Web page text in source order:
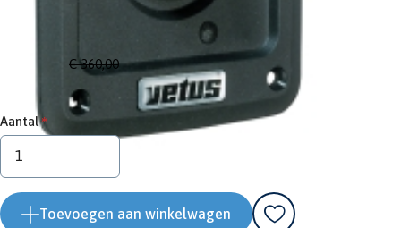
€ 360,00
€ 324,00
Aantal
Toevoegen aan winkelwagen